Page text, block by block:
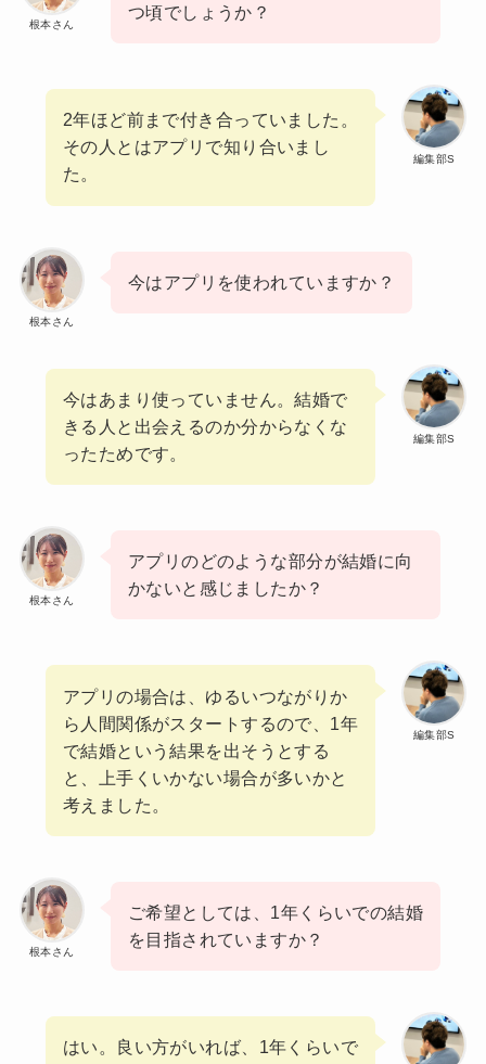
根本さん
つ頃でしょうか？
編集部S
2年ほど前まで付き合っていました。
その人とはアプリで知り合いまし
た。
根本さん
今はアプリを使われていますか？
編集部S
今はあまり使っていません。結婚で
きる人と出会えるのか分からなくな
ったためです。
根本さん
アプリのどのような部分が結婚に向
かないと感じましたか？
編集部S
アプリの場合は、ゆるいつながりか
ら人間関係がスタートするので、1年
で結婚という結果を出そうとする
と、上手くいかない場合が多いかと
考えました。
根本さん
ご希望としては、1年くらいでの結婚
を目指されていますか？
はい。良い方がいれば、1年くらいで